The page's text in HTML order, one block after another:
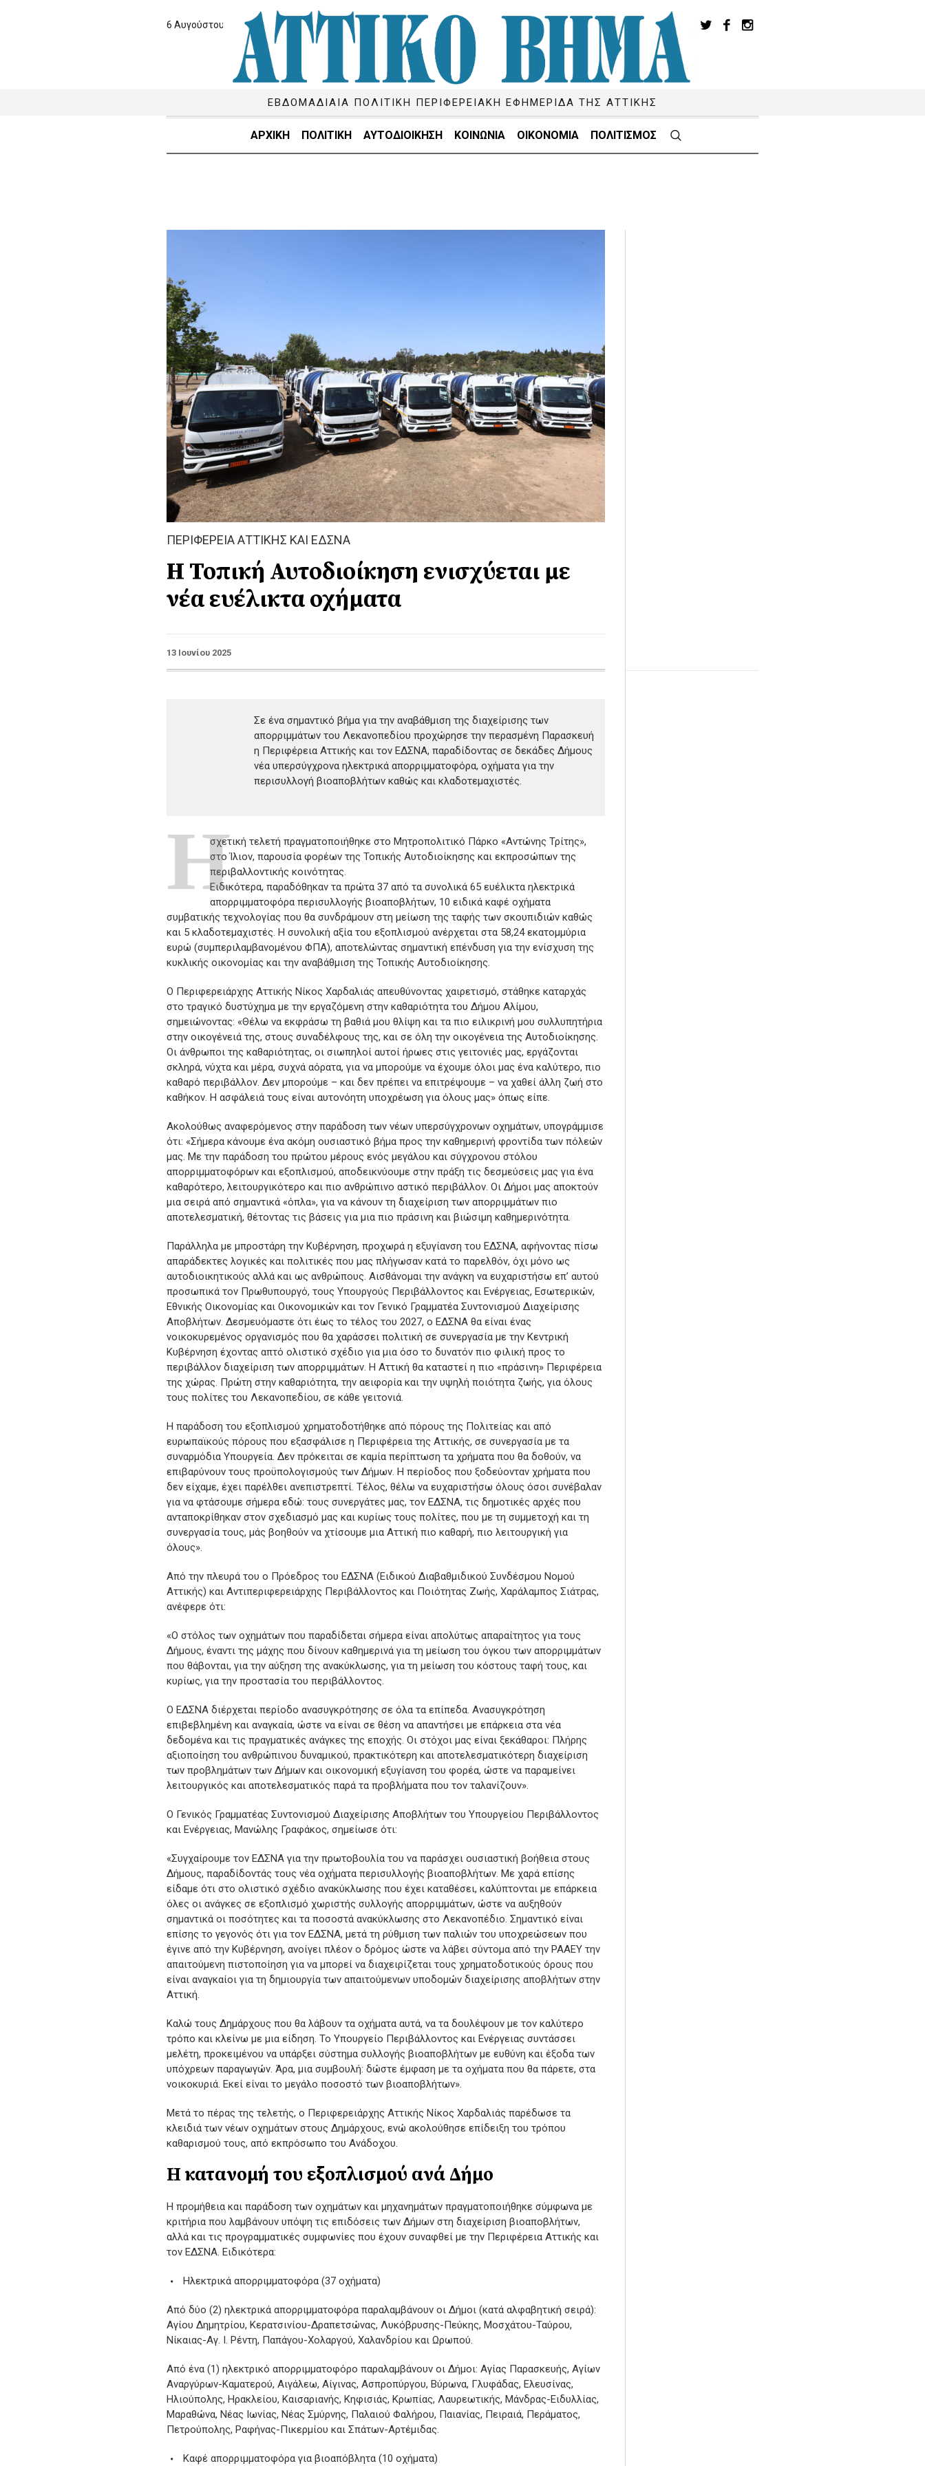
6 Αυγούστου 2026
ΕΒΔΟΜΑΔΙΑΙΑ ΠΟΛΙΤΙΚΗ ΠΕΡΙΦΕΡΕΙΑΚΗ ΕΦΗΜΕΡΙΔΑ ΤΗΣ ΑΤΤΙΚΗΣ
ΑΡΧΙΚΗ ΠΟΛΙΤΙΚΗ ΑΥΤΟΔΙΟΙΚΗΣΗ ΚΟΙΝΩΝΙΑ ΟΙΚΟΝΟΜΙΑ ΠΟΛΙΤΙΣΜΟΣ
ΠΕΡΙΦΕΡΕΙΑ ΑΤΤΙΚΗΣ ΚΑΙ ΕΔΣΝΑ
Η Τοπική Αυτοδιοίκηση ενισχύεται με
νέα ευέλικτα οχήματα
13 Ιουνίου 2025
Σε ένα σημαντικό βήμα για την αναβάθμιση της διαχείρισης των
απορριμμάτων του Λεκανοπεδίου προχώρησε την περασμένη Παρασκευή
η Περιφέρεια Αττικής και τον ΕΔΣΝΑ, παραδίδοντας σε δεκάδες Δήμους
νέα υπερσύγχρονα ηλεκτρικά απορριμματοφόρα, οχήματα για την
περισυλλογή βιοαποβλήτων καθώς και κλαδοτεμαχιστές.
Ησχετική τελετή πραγματοποιήθηκε στο Μητροπολιτικό Πάρκο «Αντώνης Τρίτης»,
στο Ίλιον, παρουσία φορέων της Τοπικής Αυτοδιοίκησης και εκπροσώπων της
περιβαλλοντικής κοινότητας.
Ειδικότερα, παραδόθηκαν τα πρώτα 37 από τα συνολικά 65 ευέλικτα ηλεκτρικά
απορριμματοφόρα περισυλλογής βιοαποβλήτων, 10 ειδικά καφέ οχήματα
συμβατικής τεχνολογίας που θα συνδράμουν στη μείωση της ταφής των σκουπιδιών καθώς
και 5 κλαδοτεμαχιστές. Η συνολική αξία του εξοπλισμού ανέρχεται στα 58,24 εκατομμύρια
ευρώ (συμπεριλαμβανομένου ΦΠΑ), αποτελώντας σημαντική επένδυση για την ενίσχυση της
κυκλικής οικονομίας και την αναβάθμιση της Τοπικής Αυτοδιοίκησης.
Ο Περιφερειάρχης Αττικής Νίκος Χαρδαλιάς απευθύνοντας χαιρετισμό, στάθηκε καταρχάς
στο τραγικό δυστύχημα με την εργαζόμενη στην καθαριότητα του Δήμου Αλίμου,
σημειώνοντας: «Θέλω να εκφράσω τη βαθιά μου θλίψη και τα πιο ειλικρινή μου συλλυπητήρια
στην οικογένειά της, στους συναδέλφους της, και σε όλη την οικογένεια της Αυτοδιοίκησης.
Οι άνθρωποι της καθαριότητας, οι σιωπηλοί αυτοί ήρωες στις γειτονιές μας, εργάζονται
σκληρά, νύχτα και μέρα, συχνά αόρατα, για να μπορούμε να έχουμε όλοι μας ένα καλύτερο, πιο
καθαρό περιβάλλον. Δεν μπορούμε – και δεν πρέπει να επιτρέψουμε – να χαθεί άλλη ζωή στο
καθήκον. Η ασφάλειά τους είναι αυτονόητη υποχρέωση για όλους μας» όπως είπε.
Ακολούθως αναφερόμενος στην παράδοση των νέων υπερσύγχρονων οχημάτων, υπογράμμισε
ότι: «Σήμερα κάνουμε ένα ακόμη ουσιαστικό βήμα προς την καθημερινή φροντίδα των πόλεών
μας. Με την παράδοση του πρώτου μέρους ενός μεγάλου και σύγχρονου στόλου
απορριμματοφόρων και εξοπλισμού, αποδεικνύουμε στην πράξη τις δεσμεύσεις μας για ένα
καθαρότερο, λειτουργικότερο και πιο ανθρώπινο αστικό περιβάλλον. Οι Δήμοι μας αποκτούν
μια σειρά από σημαντικά «όπλα», για να κάνουν τη διαχείριση των απορριμμάτων πιο
αποτελεσματική, θέτοντας τις βάσεις για μια πιο πράσινη και βιώσιμη καθημερινότητα.
Παράλληλα με μπροστάρη την Κυβέρνηση, προχωρά η εξυγίανση του ΕΔΣΝΑ, αφήνοντας πίσω
απαράδεκτες λογικές και πολιτικές που μας πλήγωσαν κατά το παρελθόν, όχι μόνο ως
αυτοδιοικητικούς αλλά και ως ανθρώπους. Αισθάνομαι την ανάγκη να ευχαριστήσω επ’ αυτού
προσωπικά τον Πρωθυπουργό, τους Υπουργούς Περιβάλλοντος και Ενέργειας, Εσωτερικών,
Εθνικής Οικονομίας και Οικονομικών και τον Γενικό Γραμματέα Συντονισμού Διαχείρισης
Αποβλήτων. Δεσμευόμαστε ότι έως το τέλος του 2027, ο ΕΔΣΝΑ θα είναι ένας
νοικοκυρεμένος οργανισμός που θα χαράσσει πολιτική σε συνεργασία με την Κεντρική
Κυβέρνηση έχοντας απτό ολιστικό σχέδιο για μια όσο το δυνατόν πιο φιλική προς το
περιβάλλον διαχείριση των απορριμμάτων. Η Αττική θα καταστεί η πιο «πράσινη» Περιφέρεια
της χώρας. Πρώτη στην καθαριότητα, την αειφορία και την υψηλή ποιότητα ζωής, για όλους
τους πολίτες του Λεκανοπεδίου, σε κάθε γειτονιά.
Η παράδοση του εξοπλισμού χρηματοδοτήθηκε από πόρους της Πολιτείας και από
ευρωπαϊκούς πόρους που εξασφάλισε η Περιφέρεια της Αττικής, σε συνεργασία με τα
συναρμόδια Υπουργεία. Δεν πρόκειται σε καμία περίπτωση τα χρήματα που θα δοθούν, να
επιβαρύνουν τους προϋπολογισμούς των Δήμων. Η περίοδος που ξοδεύονταν χρήματα που
δεν είχαμε, έχει παρέλθει ανεπιστρεπτί. Τέλος, θέλω να ευχαριστήσω όλους όσοι συνέβαλαν
για να φτάσουμε σήμερα εδώ: τους συνεργάτες μας, τον ΕΔΣΝΑ, τις δημοτικές αρχές που
ανταποκρίθηκαν στον σχεδιασμό μας και κυρίως τους πολίτες, που με τη συμμετοχή και τη
συνεργασία τους, μάς βοηθούν να χτίσουμε μια Αττική πιο καθαρή, πιο λειτουργική για
όλους».
Από την πλευρά του ο Πρόεδρος του ΕΔΣΝΑ (Ειδικού Διαβαθμιδικού Συνδέσμου Νομού
Αττικής) και Αντιπεριφερειάρχης Περιβάλλοντος και Ποιότητας Ζωής, Χαράλαμπος Σιάτρας,
ανέφερε ότι:
«Ο στόλος των οχημάτων που παραδίδεται σήμερα είναι απολύτως απαραίτητος για τους
Δήμους, έναντι της μάχης που δίνουν καθημερινά για τη μείωση του όγκου των απορριμμάτων
που θάβονται, για την αύξηση της ανακύκλωσης, για τη μείωση του κόστους ταφή τους, και
κυρίως, για την προστασία του περιβάλλοντος.
Ο ΕΔΣΝΑ διέρχεται περίοδο ανασυγκρότησης σε όλα τα επίπεδα. Ανασυγκρότηση
επιβεβλημένη και αναγκαία, ώστε να είναι σε θέση να απαντήσει με επάρκεια στα νέα
δεδομένα και τις πραγματικές ανάγκες της εποχής. Οι στόχοι μας είναι ξεκάθαροι: Πλήρης
αξιοποίηση του ανθρώπινου δυναμικού, πρακτικότερη και αποτελεσματικότερη διαχείριση
των προβλημάτων των Δήμων και οικονομική εξυγίανση του φορέα, ώστε να παραμείνει
λειτουργικός και αποτελεσματικός παρά τα προβλήματα που τον ταλανίζουν».
Ο Γενικός Γραμματέας Συντονισμού Διαχείρισης Αποβλήτων του Υπουργείου Περιβάλλοντος
και Ενέργειας, Μανώλης Γραφάκος, σημείωσε ότι:
«Συγχαίρουμε τον ΕΔΣΝΑ για την πρωτοβουλία του να παράσχει ουσιαστική βοήθεια στους
Δήμους, παραδίδοντάς τους νέα οχήματα περισυλλογής βιοαποβλήτων. Με χαρά επίσης
είδαμε ότι στο ολιστικό σχέδιο ανακύκλωσης που έχει καταθέσει, καλύπτονται με επάρκεια
όλες οι ανάγκες σε εξοπλισμό χωριστής συλλογής απορριμμάτων, ώστε να αυξηθούν
σημαντικά οι ποσότητες και τα ποσοστά ανακύκλωσης στο Λεκανοπέδιο. Σημαντικό είναι
επίσης το γεγονός ότι για τον ΕΔΣΝΑ, μετά τη ρύθμιση των παλιών του υποχρεώσεων που
έγινε από την Κυβέρνηση, ανοίγει πλέον ο δρόμος ώστε να λάβει σύντομα από την ΡΑΑΕΥ την
απαιτούμενη πιστοποίηση για να μπορεί να διαχειρίζεται τους χρηματοδοτικούς όρους που
είναι αναγκαίοι για τη δημιουργία των απαιτούμενων υποδομών διαχείρισης αποβλήτων στην
Αττική.
Καλώ τους Δημάρχους που θα λάβουν τα οχήματα αυτά, να τα δουλέψουν με τον καλύτερο
τρόπο και κλείνω με μια είδηση. Το Υπουργείο Περιβάλλοντος και Ενέργειας συντάσσει
μελέτη, προκειμένου να υπάρξει σύστημα συλλογής βιοαποβλήτων με ευθύνη και έξοδα των
υπόχρεων παραγωγών. Άρα, μια συμβουλή: δώστε έμφαση με τα οχήματα που θα πάρετε, στα
νοικοκυριά. Εκεί είναι το μεγάλο ποσοστό των βιοαποβλήτων».
Μετά το πέρας της τελετής, ο Περιφερειάρχης Αττικής Νίκος Χαρδαλιάς παρέδωσε τα
κλειδιά των νέων οχημάτων στους Δημάρχους, ενώ ακολούθησε επίδειξη του τρόπου
καθαρισμού τους, από εκπρόσωπο του Ανάδοχου.
Η κατανομή του εξοπλισμού ανά Δήμο
Η προμήθεια και παράδοση των οχημάτων και μηχανημάτων πραγματοποιήθηκε σύμφωνα με
κριτήρια που λαμβάνουν υπόψη τις επιδόσεις των Δήμων στη διαχείριση βιοαποβλήτων,
αλλά και τις προγραμματικές συμφωνίες που έχουν συναφθεί με την Περιφέρεια Αττικής και
τον ΕΔΣΝΑ. Ειδικότερα:
⁠ Ηλεκτρικά απορριμματοφόρα (37 οχήματα)
Από δύο (2) ηλεκτρικά απορριμματοφόρα παραλαμβάνουν οι Δήμοι (κατά αλφαβητική σειρά):
Αγίου Δημητρίου, Κερατσινίου-Δραπετσώνας, Λυκόβρυσης-Πεύκης, Μοσχάτου-Ταύρου,
Νίκαιας-Αγ. Ι. Ρέντη, Παπάγου-Χολαργού, Χαλανδρίου και Ωρωπού.
Από ένα (1) ηλεκτρικό απορριμματοφόρο παραλαμβάνουν οι Δήμοι: Αγίας Παρασκευής, Αγίων
Αναργύρων-Καματερού, Αιγάλεω, Αίγινας, Ασπροπύργου, Βύρωνα, Γλυφάδας, Ελευσίνας,
Ηλιούπολης, Ηρακλείου, Καισαριανής, Κηφισιάς, Κρωπίας, Λαυρεωτικής, Μάνδρας-Ειδυλλίας,
Μαραθώνα, Νέας Ιωνίας, Νέας Σμύρνης, Παλαιού Φαλήρου, Παιανίας, Πειραιά, Περάματος,
Πετρούπολης, Ραφήνας-Πικερμίου και Σπάτων-Αρτέμιδας.
⁠ Καφέ απορριμματοφόρα για βιοαπόβλητα (10 οχήματα)